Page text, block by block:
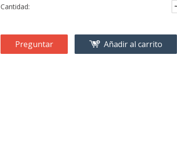
Cantidad:
Preguntar Añadir al carrito